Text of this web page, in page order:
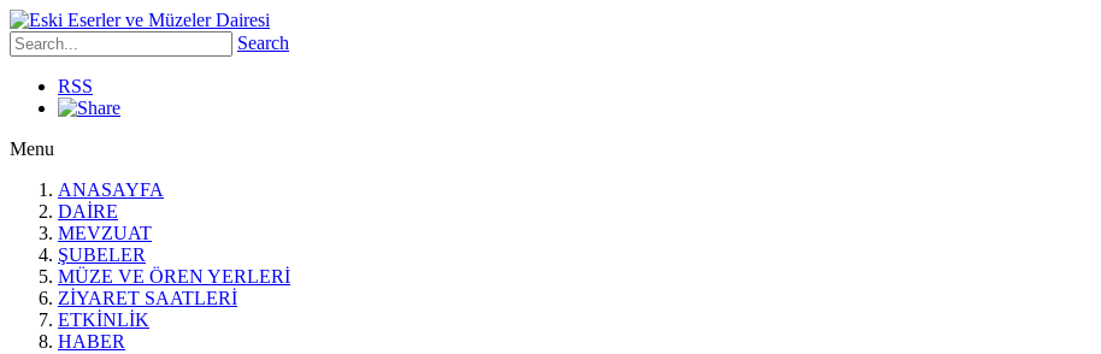
Search
RSS
Menu
ANASAYFA
DAİRE
MEVZUAT
ŞUBELER
MÜZE VE ÖREN YERLERİ
ZİYARET SAATLERİ
ETKİNLİK
HABER